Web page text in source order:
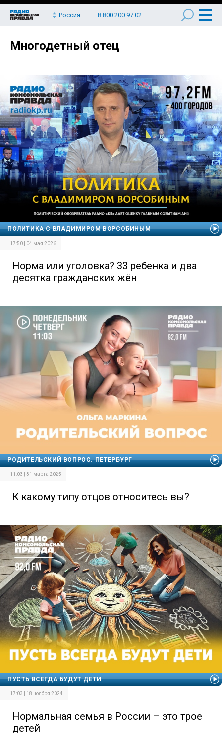
Россия 8 800 200 97 02
Многодетный отец
ПОЛИТИКА С ВЛАДИМИРОМ ВОРСОБИНЫМ
17:50 | 04 мая 2026
Норма или уголовка? 33 ребенка и два
десятка гражданских жён
РОДИТЕЛЬСКИЙ ВОПРОС. ПЕТЕРБУРГ
11:03 | 31 марта 2025
К какому типу отцов относитесь вы?
ПУСТЬ ВСЕГДА БУДУТ ДЕТИ
17:03 | 18 ноября 2024
Нормальная семья в России – это трое
детей